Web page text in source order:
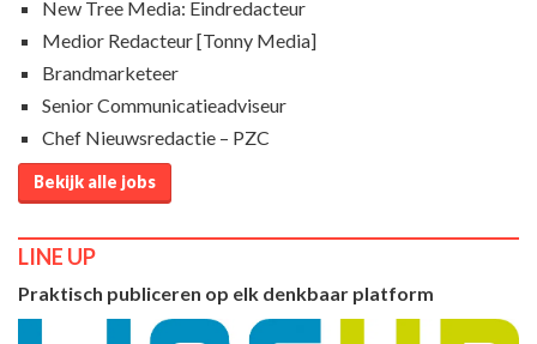
New Tree Media: Eindredacteur
Medior Redacteur [Tonny Media]
Brandmarketeer
Senior Communicatieadviseur
Chef Nieuwsredactie – PZC
Bekijk alle jobs
LINE UP
Praktisch publiceren op elk denkbaar platform